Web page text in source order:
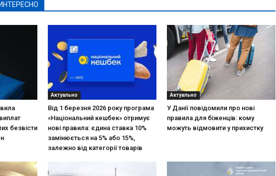
безвісти
Актуально
Від 1 березня 2026 року програма
«Національний кешбек» отримує
нові правила: єдина ставка 10%
замінюється на 5% або 15%,
залежно від категорії товарів
Актуально
У Данії повідомили про нові
правила для біженців: кому
можуть відмовити у прихистку